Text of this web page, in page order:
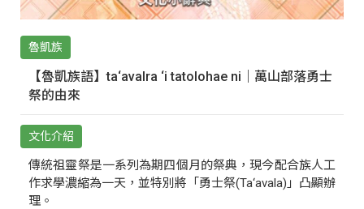
魯凱族
【魯凱族語】ta‘avalra ‘i tatolohae ni｜萬山部落勇士
祭的由來
文化介紹
傳統祖靈祭是一系列為期四個月的祭典，現今配合族人工
作求學濃縮為一天，並特別將「勇士祭(Ta‘avala)」凸顯辦
理。